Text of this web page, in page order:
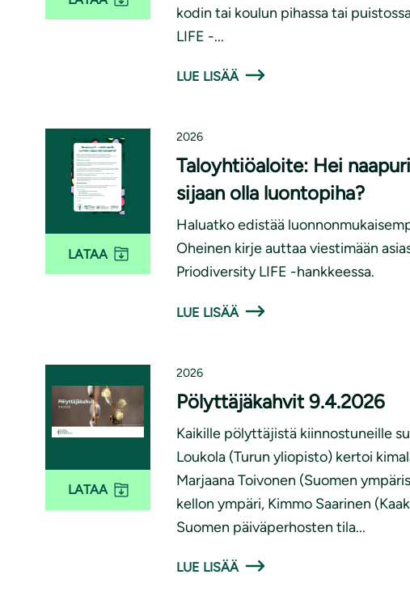
kodin tai koulun pihassa tai
LIFE -...
LUE LISÄÄ
LATAA
2026
Taloyhtiöaloite: Hei
sijaan olla luontopiha?
Haluatko edistää
Oheinen kirje auttaa viestimään
Priodiversity LIFE -hankkeessa.
LUE LISÄÄ
LATAA
2026
Pölyttäjäkahvit 9.4.2026
Kaikille pölyttäjistä kiinnostuneille
Loukola (Turun yliopisto) kertoi
Marjaana Toivonen (Suomen
kellon ympäri, Kimmo Saarinen
Suomen päiväperhosten tila...
LUE LISÄÄ